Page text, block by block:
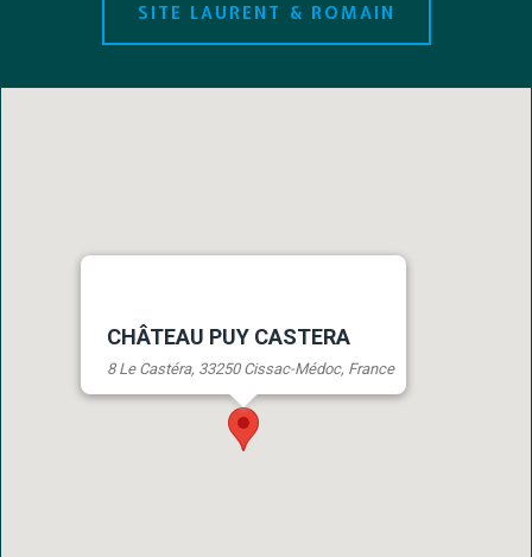
SITE LAURENT & ROMAIN
CHÂTEAU PUY CASTERA
8 Le Castéra, 33250 Cissac-Médoc, France